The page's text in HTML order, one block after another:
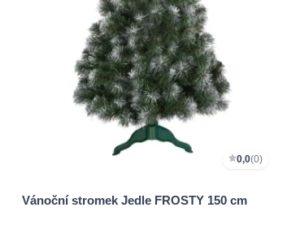
0,0(0)
Vánoční stromek Jedle FROSTY 150 cm